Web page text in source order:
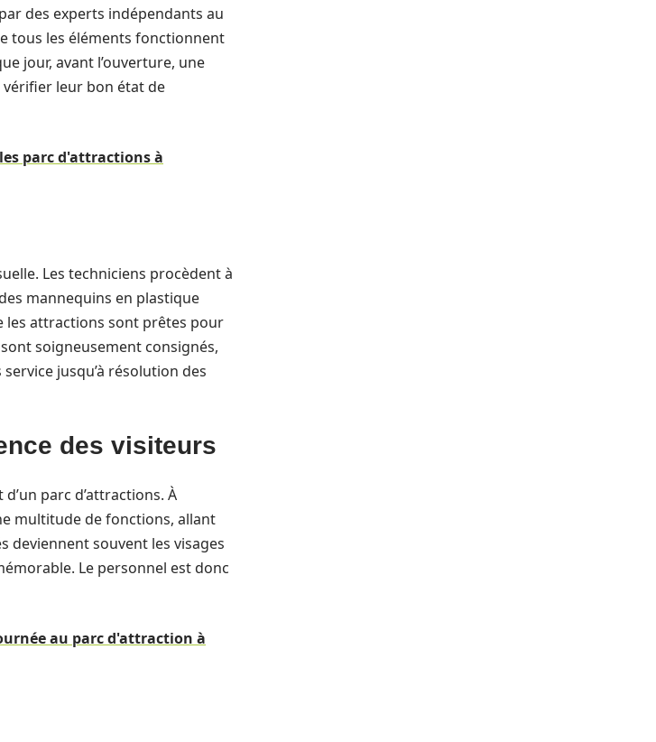
des experts indépendants au
tous les éléments fonctionnent
jour, avant l’ouverture, une
leur bon état de
parc d'attractions à
Les techniciens procèdent à
mannequins en plastique
les attractions sont prêtes pour
soigneusement consignés,
jusqu’à résolution des
des visiteurs
parc d’attractions. À
multitude de fonctions, allant
deviennent souvent les visages
Le personnel est donc
au parc d'attraction à